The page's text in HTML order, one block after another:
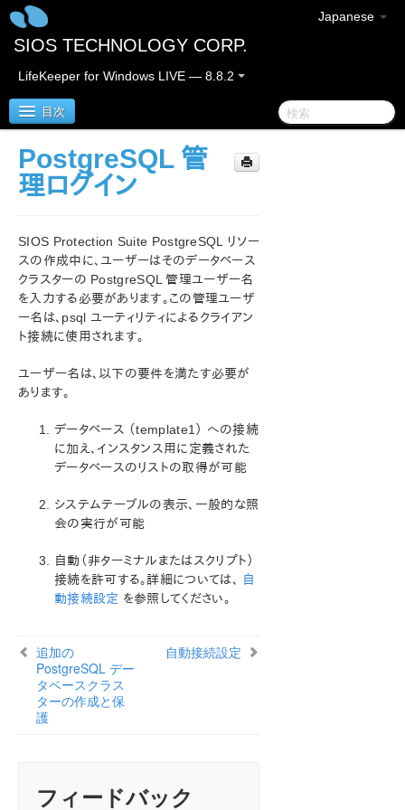
Japanese
SIOS TECHNOLOGY CORP.
LifeKeeper for Windows LIVE — 8.8.2
目次
SIOS Protection Suite/LifeKeeper for Windows
SIOS Protection Suite/LifeKeeper for Windows ク
イックスタートガイド
AWS Direct Connect クイックスタートガイド
AWS VPC ピア接続クイックスタートガイド
SIOS Protection Suite/LifeKeeper インストレーション
ガイド
SIOS Protection Suite/LifeKeeper for Windows テ
クニカルドキュメンテーション
アプリケーションリカバリーキット
Recovery Kit for EC2™ 管理ガイド
SIOS Protection Suite/LifeKeeper Microsoft SQL
Server Recovery Kit イントロダクション
SIOS Protection Suite PostgreSQL
ス
PostgreSQL 管
理ログイン
SIOS Protection Suite PostgreSQL リソー
スの作成中に、ユーザーはそのデータベース
クラスターの PostgreSQL 管理ユーザー名
を入力する必要があります。この管理ユーザ
ー名は、psql ユーティリティによるクライアン
ト接続に使用されます。
ユーザー名は、以下の要件を満たす必要が
あります。
データベース （template1） への接続
に加え、インスタンス用に定義された
データベースのリストの取得が可能
システムテーブルの表示、一般的な照
会の実行が可能
自動（非ターミナルまたはスクリプト）
接続を許可する。詳細については、
自
動接続設定 を参照してください。
追加の
PostgreSQL デー
タベースクラス
ターの作成と保
護
自動接続設定
フィードバック